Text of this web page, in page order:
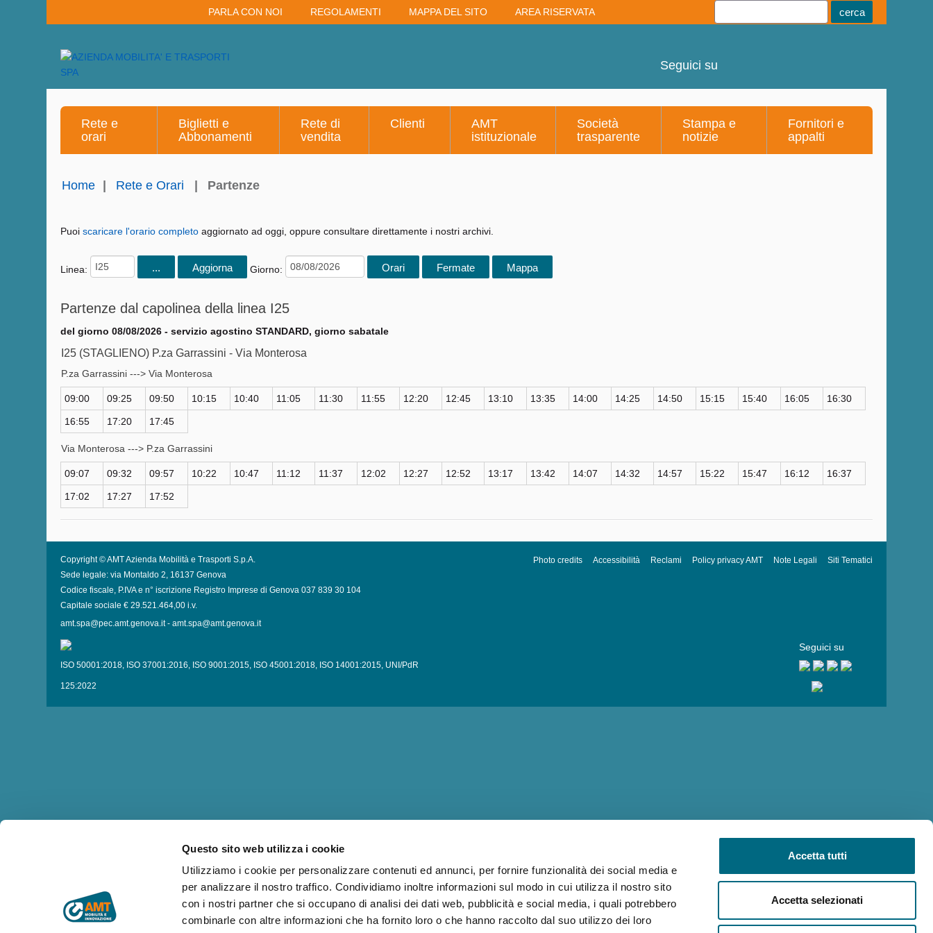
Questo sito web utilizza i cookie
Utilizziamo i cookie per personalizzare contenuti ed annunci, per fornire funzionalità dei social media e
per analizzare il nostro traffico. Condividiamo inoltre informazioni sul modo in cui utilizza il nostro sito
con i nostri partner che si occupano di analisi dei dati web, pubblicità e social media, i quali potrebbero
combinarle con altre informazioni che ha fornito loro o che hanno raccolto dal suo utilizzo dei loro
Accetta tutti
Accetta selezionati
PARLA CON NOI REGOLAMENTI MAPPA DEL SITO AREA RISERVATA
Seguici su
Rete e
orari
Biglietti e
Abbonamenti
Rete di
vendita
Clienti
AMT
istituzionale
Società
trasparente
Stampa e
notizie
Fornitori e
appalti
Home Rete e Orari Partenze
Puoi scaricare l'orario completo aggiornato ad oggi, oppure consultare direttamente i nostri archivi.
Linea: Giorno:
Partenze dal capolinea della linea I25
del giorno 08/08/2026 - servizio agostino STANDARD, giorno sabatale
I25 (STAGLIENO) P.za Garrassini - Via Monterosa
P.za Garrassini ---> Via Monterosa
09:00 09:25 09:50 10:15 10:40 11:05 11:30 11:55 12:20 12:45 13:10 13:35 14:00 14:25 14:50 15:15 15:40 16:05 16:30
16:55 17:20 17:45
Via Monterosa ---> P.za Garrassini
09:07 09:32 09:57 10:22 10:47 11:12 11:37 12:02 12:27 12:52 13:17 13:42 14:07 14:32 14:57 15:22 15:47 16:12 16:37
17:02 17:27 17:52
Copyright © AMT Azienda Mobilità e Trasporti S.p.A.
Sede legale: via Montaldo 2, 16137 Genova
Codice fiscale, P.IVA e n° iscrizione Registro Imprese di Genova 037 839 30 104
Capitale sociale € 29.521.464,00 i.v.
amt.spa@pec.amt.genova.it- amt.spa@amt.genova.it
ISO 50001:2018, ISO 37001:2016, ISO 9001:2015, ISO 45001:2018, ISO 14001:2015, UNI/PdR
125:2022
Seguici su
Photo credits Accessibilità Reclami Policy privacy AMT Note Legali Siti Tematici